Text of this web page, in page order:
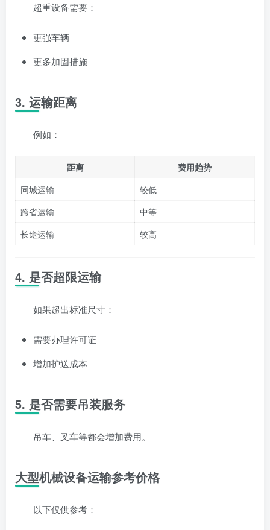
超重设备需要：
更强车辆
更多加固措施
3. 运输距离
例如：
距离
费用趋势
同城运输
较低
跨省运输
中等
长途运输
较高
4. 是否超限运输
如果超出标准尺寸：
需要办理许可证
增加护送成本
5. 是否需要吊装服务
吊车、叉车等都会增加费用。
大型机械设备运输参考价格
以下仅供参考：